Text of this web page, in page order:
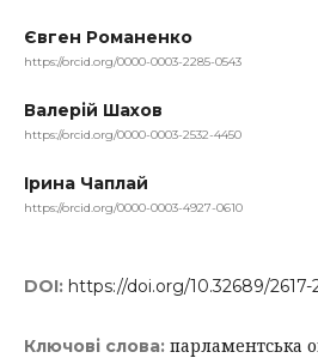
Євген Романенко
https://orcid.org/0000-0003-2285-0543
Валерій Шахов
https://orcid.org/0000-0003-2532-4450
Ірина Чаплай
https://orcid.org/0000-0003-4927-0610
DOI: https://doi.org/10.32689/2617-
Ключові слова: парламентська